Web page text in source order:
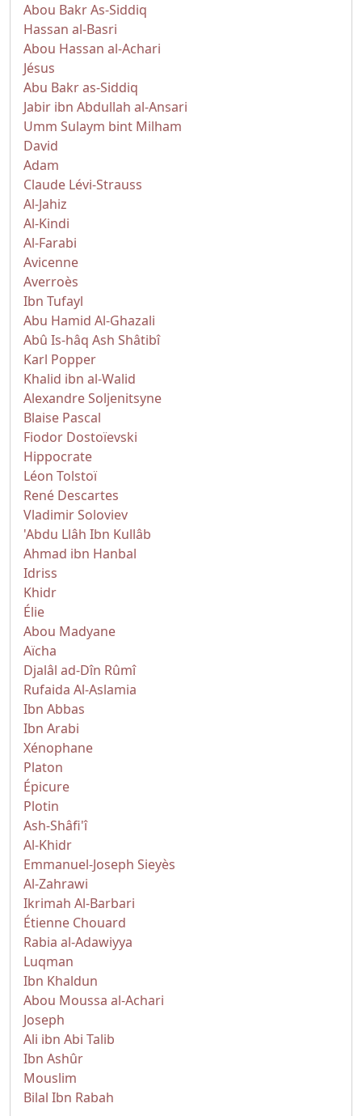
Abou Bakr As-Siddiq
Hassan al-Basri
Abou Hassan al-Achari
Jésus
Abu Bakr as-Siddiq
Jabir ibn Abdullah al-Ansari
Umm Sulaym bint Milham
David
Adam
Claude Lévi-Strauss
Al-Jahiz
Al-Kindi
Al-Farabi
Avicenne
Averroès
Ibn Tufayl
Abu Hamid Al-Ghazali
Abû Is-hâq Ash Shâtibî
Karl Popper
Khalid ibn al-Walid
Alexandre Soljenitsyne
Blaise Pascal
Fiodor Dostoïevski
Hippocrate
Léon Tolstoï
René Descartes
Vladimir Soloviev
'Abdu Llâh Ibn Kullâb
Ahmad ibn Hanbal
Idriss
Khidr
Élie
Abou Madyane
Aïcha
Djalâl ad-Dîn Rûmî
Rufaida Al-Aslamia
Ibn Abbas
Ibn Arabi
Xénophane
Platon
Épicure
Plotin
Ash-Shâfi'î
Al-Khidr
Emmanuel-Joseph Sieyès
Al-Zahrawi
Ikrimah Al-Barbari
Étienne Chouard
Rabia al-Adawiyya
Luqman
Ibn Khaldun
Abou Moussa al-Achari
Joseph
Ali ibn Abi Talib
Ibn Ashûr
Mouslim
Bilal Ibn Rabah